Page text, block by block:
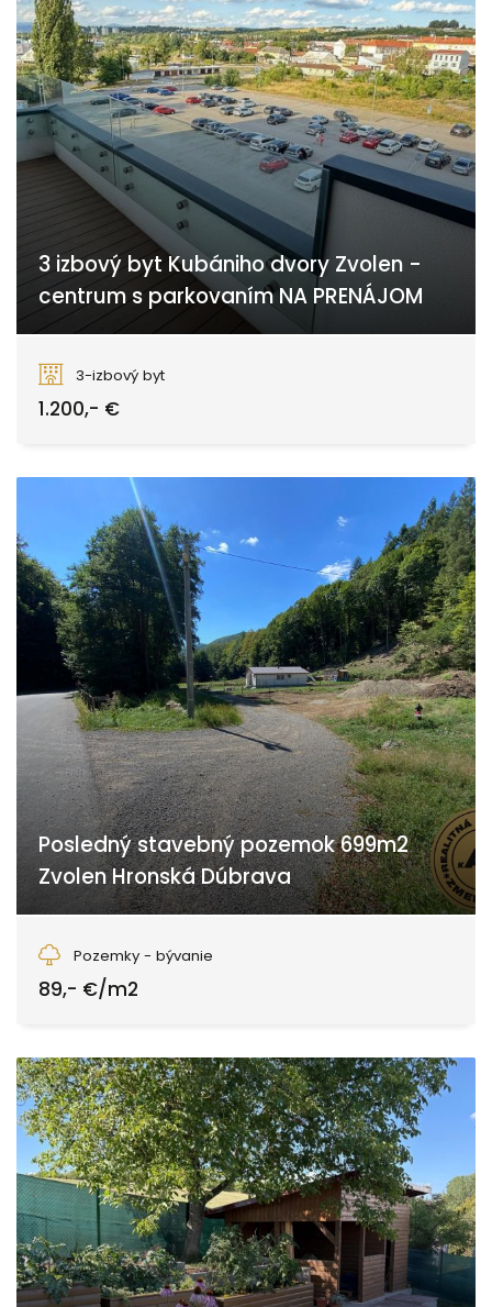
3 izbový byt Kubániho dvory Zvolen -
centrum s parkovaním NA PRENÁJOM
3-izbový byt
1.200,- €
Posledný stavebný pozemok 699m2
Zvolen Hronská Dúbrava
Pozemky - bývanie
89,- €/m2